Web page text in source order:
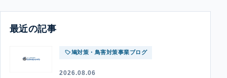
最近の記事
鳩対策・鳥害対策事業ブログ
2026.08.06